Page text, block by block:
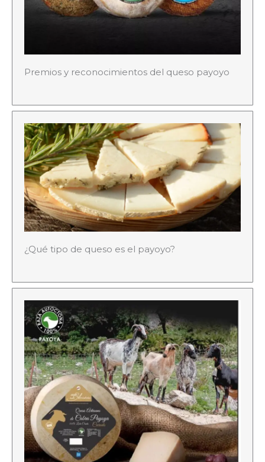
Premios y reconocimientos del queso payoyo
¿Qué tipo de queso es el payoyo?